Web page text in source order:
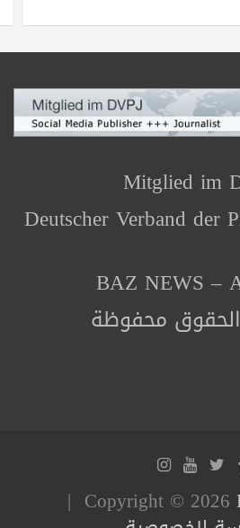
Mitglied im
Deutscher Verband der
© 2026 BAZ
Copyright © 2026